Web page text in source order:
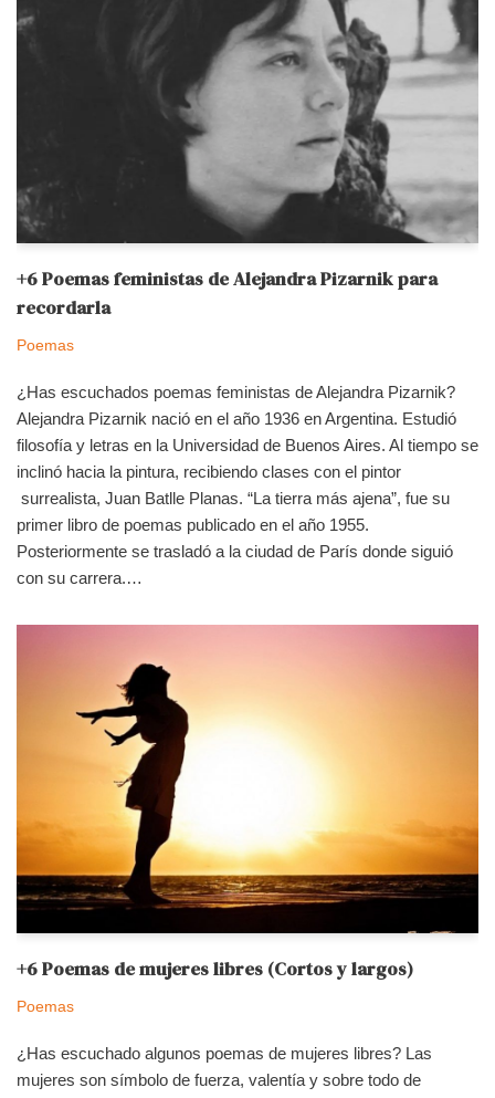
+6 Poemas feministas de Alejandra Pizarnik para
recordarla
Poemas
¿Has escuchados poemas feministas de Alejandra Pizarnik?
Alejandra Pizarnik nació en el año 1936 en Argentina. Estudió
filosofía y letras en la Universidad de Buenos Aires. Al tiempo se
inclinó hacia la pintura, recibiendo clases con el pintor
surrealista, Juan Batlle Planas. “La tierra más ajena”, fue su
primer libro de poemas publicado en el año 1955.
Posteriormente se trasladó a la ciudad de París donde siguió
con su carrera.…
+6 Poemas de mujeres libres (Cortos y largos)
Poemas
¿Has escuchado algunos poemas de mujeres libres? Las
mujeres son símbolo de fuerza, valentía y sobre todo de